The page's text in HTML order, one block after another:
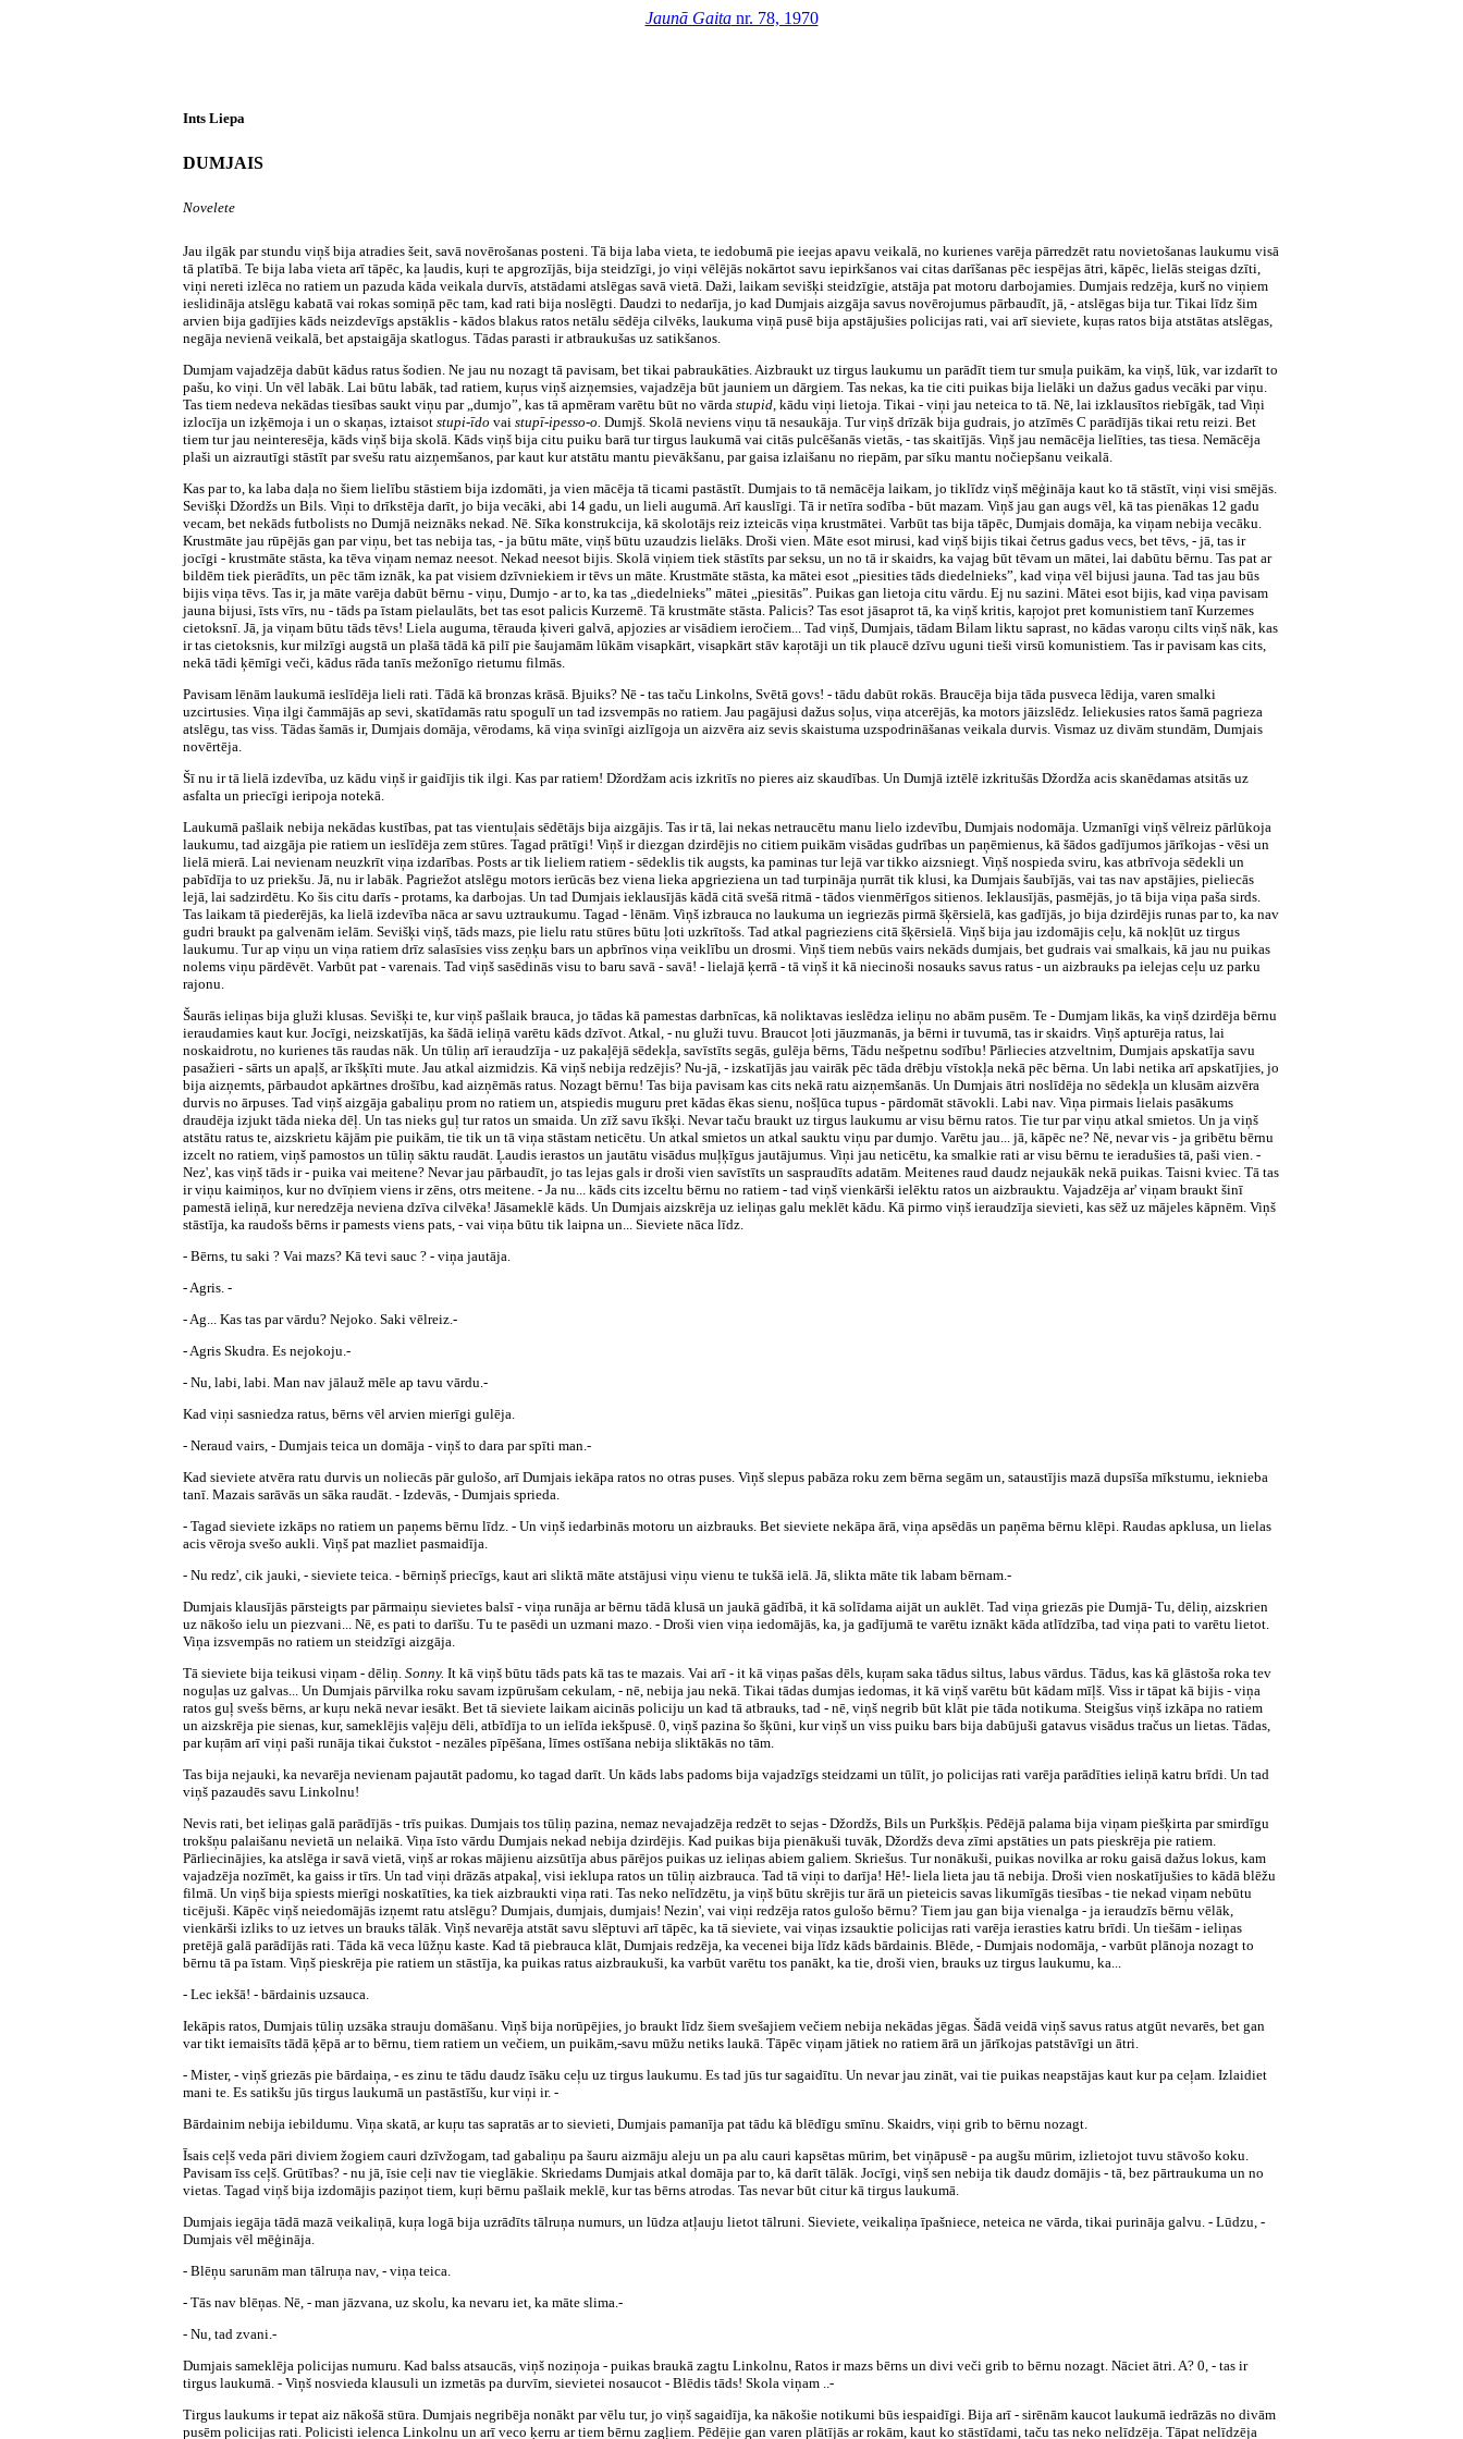
Jaunā Gaitanr. 78, 1970
Ints Liepa
DUMJAIS
Novelete
Jau ilgāk par stundu viņš bija atradies šeit, savā novērošanas posteni. Tā bija laba vieta, te iedobumā pie ieejas apavu veikalā, no kurienes varēja pārredzēt ratu novietošanas laukumu visā
tā platībā. Te bija laba vieta arī tāpēc, ka ļaudis, kuŗi te apgrozījās, bija steidzīgi, jo viņi vēlējās nokārtot savu iepirkšanos vai citas darīšanas pēc iespējas ātri, kāpēc, lielās steigas dzīti,
viņi nereti izlēca no ratiem un pazuda kāda veikala durvīs, atstādami atslēgas savā vietā. Daži, laikam sevišķi steidzīgie, atstāja pat motoru darbojamies. Dumjais redzēja, kurš no viņiem
ieslidināja atslēgu kabatā vai rokas somiņā pēc tam, kad rati bija noslēgti. Daudzi to nedarīja, jo kad Dumjais aizgāja savus novērojumus pārbaudīt, jā, - atslēgas bija tur. Tikai līdz šim
arvien bija gadījies kāds neizdevīgs apstāklis - kādos blakus ratos netālu sēdēja cilvēks, laukuma viņā pusē bija apstājušies policijas rati, vai arī sieviete, kuŗas ratos bija atstātas atslēgas,
negāja nevienā veikalā, bet apstaigāja skatlogus. Tādas parasti ir atbraukušas uz satikšanos.
Dumjam vajadzēja dabūt kādus ratus šodien. Ne jau nu nozagt tā pavisam, bet tikai pabraukāties. Aizbraukt uz tirgus laukumu un parādīt tiem tur smuļa puikām, ka viņš, lūk, var izdarīt to
pašu, ko viņi. Un vēl labāk. Lai būtu labāk, tad ratiem, kuŗus viņš aizņemsies, vajadzēja būt jauniem un dārgiem. Tas nekas, ka tie citi puikas bija lielāki un dažus gadus vecāki par viņu.
Tas tiem nedeva nekādas tiesības saukt viņu par „dumjo”, kas tā apmēram varētu būt no vārda stupid, kādu viņi lietoja. Tikai - viņi jau neteica to tā. Nē, lai izklausītos riebīgāk, tad Viņi
izlocīja un izķēmoja i un o skaņas, iztaisot stupi-īdo vai stupī-ipesso-o. Dumjš. Skolā neviens viņu tā nesaukāja. Tur viņš drīzāk bija gudrais, jo atzīmēs C parādījās tikai retu reizi. Bet
tiem tur jau neinteresēja, kāds viņš bija skolā. Kāds viņš bija citu puiku barā tur tirgus laukumā vai citās pulcēšanās vietās, - tas skaitījās. Viņš jau nemācēja lielīties, tas tiesa. Nemācēja
plaši un aizrautīgi stāstīt par svešu ratu aizņemšanos, par kaut kur atstātu mantu pievākšanu, par gaisa izlaišanu no riepām, par sīku mantu nočiepšanu veikalā.
Kas par to, ka laba daļa no šiem lielību stāstiem bija izdomāti, ja vien mācēja tā ticami pastāstīt. Dumjais to tā nemācēja laikam, jo tiklīdz viņš mēģināja kaut ko tā stāstīt, viņi visi smējās.
Sevišķi Džordžs un Bils. Viņi to drīkstēja darīt, jo bija vecāki, abi 14 gadu, un lieli augumā. Arī kauslīgi. Tā ir netīra sodība - būt mazam. Viņš jau gan augs vēl, kā tas pienākas 12 gadu
vecam, bet nekāds futbolists no Dumjā neiznāks nekad. Nē. Sīka konstrukcija, kā skolotājs reiz izteicās viņa krustmātei. Varbūt tas bija tāpēc, Dumjais domāja, ka viņam nebija vecāku.
Krustmāte jau rūpējās gan par viņu, bet tas nebija tas, - ja būtu māte, viņš būtu uzaudzis lielāks. Droši vien. Māte esot mirusi, kad viņš bijis tikai četrus gadus vecs, bet tēvs, - jā, tas ir
jocīgi - krustmāte stāsta, ka tēva viņam nemaz neesot. Nekad neesot bijis. Skolā viņiem tiek stāstīts par seksu, un no tā ir skaidrs, ka vajag būt tēvam un mātei, lai dabūtu bērnu. Tas pat ar
bildēm tiek pierādīts, un pēc tām iznāk, ka pat visiem dzīvniekiem ir tēvs un māte. Krustmāte stāsta, ka mātei esot „piesities tāds diedelnieks”, kad viņa vēl bijusi jauna. Tad tas jau būs
bijis viņa tēvs. Tas ir, ja māte varēja dabūt bērnu - viņu, Dumjo - ar to, ka tas „diedelnieks” mātei „piesitās”. Puikas gan lietoja citu vārdu. Ej nu sazini. Mātei esot bijis, kad viņa pavisam
jauna bijusi, īsts vīrs, nu - tāds pa īstam pielaulāts, bet tas esot palicis Kurzemē. Tā krustmāte stāsta. Palicis? Tas esot jāsaprot tā, ka viņš kritis, kaŗojot pret komunistiem tanī Kurzemes
cietoksnī. Jā, ja viņam būtu tāds tēvs! Liela auguma, tērauda ķiveri galvā, apjozies ar visādiem ieročiem... Tad viņš, Dumjais, tādam Bilam liktu saprast, no kādas varoņu cilts viņš nāk, kas
ir tas cietoksnis, kur milzīgi augstā un plašā tādā kā pilī pie šaujamām lūkām visapkārt, visapkārt stāv kaŗotāji un tik plaucē dzīvu uguni tieši virsū komunistiem. Tas ir pavisam kas cits,
nekā tādi ķēmīgi veči, kādus rāda tanīs mežonīgo rietumu filmās.
Pavisam lēnām laukumā ieslīdēja lieli rati. Tādā kā bronzas krāsā. Bjuiks? Nē - tas taču Linkolns, Svētā govs! - tādu dabūt rokās. Braucēja bija tāda pusveca lēdija, varen smalki
uzcirtusies. Viņa ilgi čammājās ap sevi, skatīdamās ratu spogulī un tad izsvempās no ratiem. Jau pagājusi dažus soļus, viņa atcerējās, ka motors jāizslēdz. Ieliekusies ratos šamā pagrieza
atslēgu, tas viss. Tādas šamās ir, Dumjais domāja, vērodams, kā viņa svinīgi aizlīgoja un aizvēra aiz sevis skaistuma uzspodrināšanas veikala durvis. Vismaz uz divām stundām, Dumjais
novērtēja.
Šī nu ir tā lielā izdevība, uz kādu viņš ir gaidījis tik ilgi. Kas par ratiem! Džordžam acis izkritīs no pieres aiz skaudības. Un Dumjā iztēlē izkritušās Džordža acis skanēdamas atsitās uz
asfalta un priecīgi ieripoja notekā.
Laukumā pašlaik nebija nekādas kustības, pat tas vientuļais sēdētājs bija aizgājis. Tas ir tā, lai nekas netraucētu manu lielo izdevību, Dumjais nodomāja. Uzmanīgi viņš vēlreiz pārlūkoja
laukumu, tad aizgāja pie ratiem un ieslīdēja zem stūres. Tagad prātīgi! Viņš ir diezgan dzirdējis no citiem puikām visādas gudrības un paņēmienus, kā šādos gadījumos jārīkojas - vēsi un
lielā mierā. Lai nevienam neuzkrīt viņa izdarības. Posts ar tik lieliem ratiem - sēdeklis tik augsts, ka paminas tur lejā var tikko aizsniegt. Viņš nospieda sviru, kas atbrīvoja sēdekli un
pabīdīja to uz priekšu. Jā, nu ir labāk. Pagriežot atslēgu motors ierūcās bez viena lieka apgrieziena un tad turpināja ņurrāt tik klusi, ka Dumjais šaubījās, vai tas nav apstājies, pieliecās
lejā, lai sadzirdētu. Ko šis citu darīs - protams, ka darbojas. Un tad Dumjais ieklausījās kādā citā svešā ritmā - tādos vienmērīgos sitienos. Ieklausījās, pasmējās, jo tā bija viņa paša sirds.
Tas laikam tā piederējās, ka lielā izdevība nāca ar savu uztraukumu. Tagad - lēnām. Viņš izbrauca no laukuma un iegriezās pirmā šķērsielā, kas gadījās, jo bija dzirdējis runas par to, ka nav
gudri braukt pa galvenām ielām. Sevišķi viņš, tāds mazs, pie lielu ratu stūres būtu ļoti uzkrītošs. Tad atkal pagrieziens citā šķērsielā. Viņš bija jau izdomājis ceļu, kā nokļūt uz tirgus
laukumu. Tur ap viņu un viņa ratiem drīz salasīsies viss zeņķu bars un apbrīnos viņa veiklību un drosmi. Viņš tiem nebūs vairs nekāds dumjais, bet gudrais vai smalkais, kā jau nu puikas
nolems viņu pārdēvēt. Varbūt pat - varenais. Tad viņš sasēdinās visu to baru savā - savā! - lielajā ķerrā - tā viņš it kā niecinoši nosauks savus ratus - un aizbrauks pa ielejas ceļu uz parku
rajonu.
Šaurās ieliņas bija gluži klusas. Sevišķi te, kur viņš pašlaik brauca, jo tādas kā pamestas darbnīcas, kā noliktavas ieslēdza ieliņu no abām pusēm. Te - Dumjam likās, ka viņš dzirdēja bērnu
ieraudamies kaut kur. Jocīgi, neizskatījās, ka šādā ieliņā varētu kāds dzīvot. Atkal, - nu gluži tuvu. Braucot ļoti jāuzmanās, ja bērni ir tuvumā, tas ir skaidrs. Viņš apturēja ratus, lai
noskaidrotu, no kurienes tās raudas nāk. Un tūliņ arī ieraudzīja - uz pakaļējā sēdekļa, savīstīts segās, gulēja bērns, Tādu nešpetnu sodību! Pārliecies atzveltnim, Dumjais apskatīja savu
pasažieri - sārts un apaļš, ar īkšķīti mute. Jau atkal aizmidzis. Kā viņš nebija redzējis? Nu-jā, - izskatījās jau vairāk pēc tāda drēbju vīstokļa nekā pēc bērna. Un labi netika arī apskatījies, jo
bija aizņemts, pārbaudot apkārtnes drošību, kad aizņēmās ratus. Nozagt bērnu! Tas bija pavisam kas cits nekā ratu aizņemšanās. Un Dumjais ātri noslīdēja no sēdekļa un klusām aizvēra
durvis no ārpuses. Tad viņš aizgāja gabaliņu prom no ratiem un, atspiedis muguru pret kādas ēkas sienu, nošļūca tupus - pārdomāt stāvokli. Labi nav. Viņa pirmais lielais pasākums
draudēja izjukt tāda nieka dēļ. Un tas nieks guļ tur ratos un smaida. Un zīž savu īkšķi. Nevar taču braukt uz tirgus laukumu ar visu bērnu ratos. Tie tur par viņu atkal smietos. Un ja viņš
atstātu ratus te, aizskrietu kājām pie puikām, tie tik un tā viņa stāstam neticētu. Un atkal smietos un atkal sauktu viņu par dumjo. Varētu jau... jā, kāpēc ne? Nē, nevar vis - ja gribētu bērnu
izcelt no ratiem, viņš pamostos un tūliņ sāktu raudāt. Ļaudis ierastos un jautātu visādus muļķīgus jautājumus. Viņi jau neticētu, ka smalkie rati ar visu bērnu te ieradušies tā, paši vien. -
Nez', kas viņš tāds ir - puika vai meitene? Nevar jau pārbaudīt, jo tas lejas gals ir droši vien savīstīts un saspraudīts adatām. Meitenes raud daudz nejaukāk nekā puikas. Taisni kviec. Tā tas
ir viņu kaimiņos, kur no dvīņiem viens ir zēns, otrs meitene. - Ja nu... kāds cits izceltu bērnu no ratiem - tad viņš vienkārši ielēktu ratos un aizbrauktu. Vajadzēja ar' viņam braukt šinī
pamestā ieliņā, kur neredzēja neviena dzīva cilvēka! Jāsameklē kāds. Un Dumjais aizskrēja uz ieliņas galu meklēt kādu. Kā pirmo viņš ieraudzīja sievieti, kas sēž uz mājeles kāpnēm. Viņš
stāstīja, ka raudošs bērns ir pamests viens pats, - vai viņa būtu tik laipna un... Sieviete nāca līdz.
- Bērns, tu saki ? Vai mazs? Kā tevi sauc ? - viņa jautāja.
- Agris. -
- Ag... Kas tas par vārdu? Nejoko. Saki vēlreiz.-
- Agris Skudra. Es nejokoju.-
- Nu, labi, labi. Man nav jālauž mēle ap tavu vārdu.-
Kad viņi sasniedza ratus, bērns vēl arvien mierīgi gulēja.
- Neraud vairs, - Dumjais teica un domāja - viņš to dara par spīti man.-
Kad sieviete atvēra ratu durvis un noliecās pār gulošo, arī Dumjais iekāpa ratos no otras puses. Viņš slepus pabāza roku zem bērna segām un, sataustījis mazā dupsīša mīkstumu, ieknieba
tanī. Mazais sarāvās un sāka raudāt. - Izdevās, - Dumjais sprieda.
- Tagad sieviete izkāps no ratiem un paņems bērnu līdz. - Un viņš iedarbinās motoru un aizbrauks. Bet sieviete nekāpa ārā, viņa apsēdās un paņēma bērnu klēpi. Raudas apklusa, un lielas
acis vēroja svešo aukli. Viņš pat mazliet pasmaidīja.
- Nu redz', cik jauki, - sieviete teica. - bērniņš priecīgs, kaut ari sliktā māte atstājusi viņu vienu te tukšā ielā. Jā, slikta māte tik labam bērnam.-
Dumjais klausījās pārsteigts par pārmaiņu sievietes balsī - viņa runāja ar bērnu tādā klusā un jaukā gādībā, it kā solīdama aijāt un auklēt. Tad viņa griezās pie Dumjā- Tu, dēliņ, aizskrien
uz nākošo ielu un piezvani... Nē, es pati to darīšu. Tu te pasēdi un uzmani mazo. - Droši vien viņa iedomājās, ka, ja gadījumā te varētu iznākt kāda atlīdzība, tad viņa pati to varētu lietot.
Viņa izsvempās no ratiem un steidzīgi aizgāja.
Tā sieviete bija teikusi viņam - dēliņ. Sonny. It kā viņš būtu tāds pats kā tas te mazais. Vai arī - it kā viņas pašas dēls, kuŗam saka tādus siltus, labus vārdus. Tādus, kas kā glāstoša roka tev
noguļas uz galvas... Un Dumjais pārvilka roku savam izpūrušam cekulam, - nē, nebija jau nekā. Tikai tādas dumjas iedomas, it kā viņš varētu būt kādam mīļš. Viss ir tāpat kā bijis - viņa
ratos guļ svešs bērns, ar kuŗu nekā nevar iesākt. Bet tā sieviete laikam aicinās policiju un kad tā atbrauks, tad - nē, viņš negrib būt klāt pie tāda notikuma. Steigšus viņš izkāpa no ratiem
un aizskrēja pie sienas, kur, sameklējis vaļēju dēli, atbīdīja to un ielīda iekšpusē. 0, viņš pazina šo šķūni, kur viņš un viss puiku bars bija dabūjuši gatavus visādus tračus un lietas. Tādas,
par kuŗām arī viņi paši runāja tikai čukstot - nezāles pīpēšana, līmes ostīšana nebija sliktākās no tām.
Tas bija nejauki, ka nevarēja nevienam pajautāt padomu, ko tagad darīt. Un kāds labs padoms bija vajadzīgs steidzami un tūlīt, jo policijas rati varēja parādīties ieliņā katru brīdi. Un tad
viņš pazaudēs savu Linkolnu!
Nevis rati, bet ieliņas galā parādījās - trīs puikas. Dumjais tos tūliņ pazina, nemaz nevajadzēja redzēt to sejas - Džordžs, Bils un Purkšķis. Pēdējā palama bija viņam piešķirta par smirdīgu
trokšņu palaišanu nevietā un nelaikā. Viņa īsto vārdu Dumjais nekad nebija dzirdējis. Kad puikas bija pienākuši tuvāk, Džordžs deva zīmi apstāties un pats pieskrēja pie ratiem.
Pārliecinājies, ka atslēga ir savā vietā, viņš ar rokas mājienu aizsūtīja abus pārējos puikas uz ieliņas abiem galiem. Skriešus. Tur nonākuši, puikas novilka ar roku gaisā dažus lokus, kam
vajadzēja nozīmēt, ka gaiss ir tīrs. Un tad viņi drāzās atpakaļ, visi ieklupa ratos un tūliņ aizbrauca. Tad tā viņi to darīja! Hē!- liela lieta jau tā nebija. Droši vien noskatījušies to kādā blēžu
filmā. Un viņš bija spiests mierīgi noskatīties, ka tiek aizbraukti viņa rati. Tas neko nelīdzētu, ja viņš būtu skrējis tur ārā un pieteicis savas likumīgās tiesības - tie nekad viņam nebūtu
ticējuši. Kāpēc viņš neiedomājās izņemt ratu atslēgu? Dumjais, dumjais, dumjais! Nezin', vai viņi redzēja ratos gulošo bērnu? Tiem jau gan bija vienalga - ja ieraudzīs bērnu vēlāk,
vienkārši izliks to uz ietves un brauks tālāk. Viņš nevarēja atstāt savu slēptuvi arī tāpēc, ka tā sieviete, vai viņas izsauktie policijas rati varēja ierasties katru brīdi. Un tiešām - ieliņas
pretējā galā parādījās rati. Tāda kā veca lūžņu kaste. Kad tā piebrauca klāt, Dumjais redzēja, ka vecenei bija līdz kāds bārdainis. Blēde, - Dumjais nodomāja, - varbūt plānoja nozagt to
bērnu tā pa īstam. Viņš pieskrēja pie ratiem un stāstīja, ka puikas ratus aizbraukuši, ka varbūt varētu tos panākt, ka tie, droši vien, brauks uz tirgus laukumu, ka...
- Lec iekšā! - bārdainis uzsauca.
Iekāpis ratos, Dumjais tūliņ uzsāka strauju domāšanu. Viņš bija norūpējies, jo braukt līdz šiem svešajiem večiem nebija nekādas jēgas. Šādā veidā viņš savus ratus atgūt nevarēs, bet gan
var tikt iemaisīts tādā ķēpā ar to bērnu, tiem ratiem un večiem, un puikām,-savu mūžu netiks laukā. Tāpēc viņam jātiek no ratiem ārā un jārīkojas patstāvīgi un ātri.
- Mister, - viņš griezās pie bārdaiņa, - es zinu te tādu daudz īsāku ceļu uz tirgus laukumu. Es tad jūs tur sagaidītu. Un nevar jau zināt, vai tie puikas neapstājas kaut kur pa ceļam. Izlaidiet
mani te. Es satikšu jūs tirgus laukumā un pastāstīšu, kur viņi ir. -
Bārdainim nebija iebildumu. Viņa skatā, ar kuŗu tas sapratās ar to sievieti, Dumjais pamanīja pat tādu kā blēdīgu smīnu. Skaidrs, viņi grib to bērnu nozagt.
Īsais ceļš veda pāri diviem žogiem cauri dzīvžogam, tad gabaliņu pa šauru aizmāju aleju un pa alu cauri kapsētas mūrim, bet viņāpusē - pa augšu mūrim, izlietojot tuvu stāvošo koku.
Pavisam īss ceļš. Grūtības? - nu jā, īsie ceļi nav tie vieglākie. Skriedams Dumjais atkal domāja par to, kā darīt tālāk. Jocīgi, viņš sen nebija tik daudz domājis - tā, bez pārtraukuma un no
vietas. Tagad viņš bija izdomājis paziņot tiem, kuŗi bērnu pašlaik meklē, kur tas bērns atrodas. Tas nevar būt citur kā tirgus laukumā.
Dumjais iegāja tādā mazā veikaliņā, kuŗa logā bija uzrādīts tālruņa numurs, un lūdza atļauju lietot tālruni. Sieviete, veikaliņa īpašniece, neteica ne vārda, tikai purināja galvu. - Lūdzu, -
Dumjais vēl mēģināja.
- Blēņu sarunām man tālruņa nav, - viņa teica.
- Tās nav blēņas. Nē, - man jāzvana, uz skolu, ka nevaru iet, ka māte slima.-
- Nu, tad zvani.-
Dumjais sameklēja policijas numuru. Kad balss atsaucās, viņš noziņoja - puikas braukā zagtu Linkolnu, Ratos ir mazs bērns un divi veči grib to bērnu nozagt. Nāciet ātri. A? 0, - tas ir
tirgus laukumā. - Viņš nosvieda klausuli un izmetās pa durvīm, sievietei nosaucot - Blēdis tāds! Skola viņam ..-
Tirgus laukums ir tepat aiz nākošā stūra. Dumjais negribēja nonākt par vēlu tur, jo viņš sagaidīja, ka nākošie notikumi būs iespaidīgi. Bija arī - sirēnām kaucot laukumā iedrāzās no divām
pusēm policijas rati. Policisti ielenca Linkolnu un arī veco ķerru ar tiem bērnu zagļiem. Pēdējie gan varen plātījās ar rokām, kaut ko stāstīdami, taču tas neko nelīdzēja. Tāpat nelīdzēja